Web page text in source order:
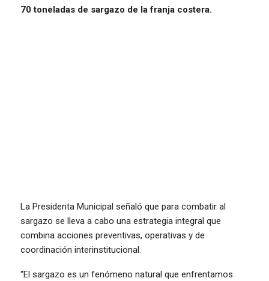
70 toneladas de sargazo de la franja costera.
La Presidenta Municipal señaló que para combatir al
sargazo se lleva a cabo una estrategia integral que
combina acciones preventivas, operativas y de
coordinación interinstitucional.
“El sargazo es un fenómeno natural que enfrentamos